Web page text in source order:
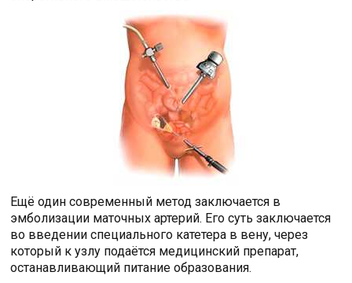
Ещё один современный метод заключается в
эмболизации маточных артерий. Его суть заключается
во введении специального катетера в вену, через
который к узлу подаётся медицинский препарат,
останавливающий питание образования.